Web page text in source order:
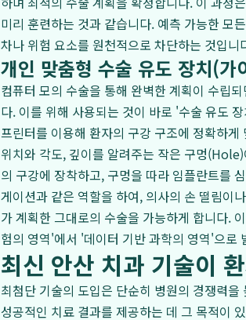
미리 훈련하는 것과 같습니다. 예측 가능한 모
차나 위험 요소를 원천적으로 차단하는 것입니
개인 맞춤형 수술 유도 장치(가
컴퓨터 모의 수술을 통해 완벽한 계획이 수립
다. 이를 위해 사용되는 것이 바로 '수술 유도
프린터를 이용해 환자의 구강 구조에 정확하
위치와 각도, 깊이를 알려주는 작은 구멍
의 구강에 장착하고, 구멍을 따라 임플란트를
게이션과 같은 역할을 하여, 의사의 손 떨림이
가 계획한 그대로의 수술을 가능하게 합니다.
험의 영역'에서 '데이터 기반 과학의 영역'으로
최신 안산 치과 기술이
최첨단 기술의 도입은 단순히 병원의 경쟁력
성공적인 치료 결과를 제공하는 데 그 목적이